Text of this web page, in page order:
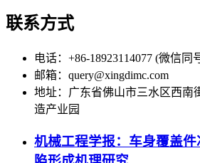
联系方式
电话：+86-18923114077 (微信同
邮箱：query@xingdimc.com
地址：广东省佛山市三水区西南
造产业园
机械工程学报：车身覆盖